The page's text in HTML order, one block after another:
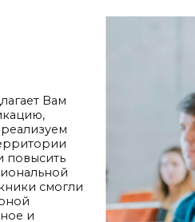
Вам
повысить
смогли
и